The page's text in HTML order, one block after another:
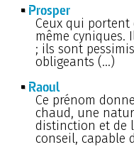
Prosper
Ceux qui portent
même cyniques.
; ils sont
obligeants (…)
Raoul
Ce prénom
chaud, une
distinction et de
conseil, capable